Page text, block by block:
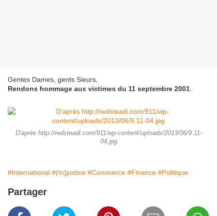
Gentes Dames, gents Sieurs,
Rendons hommage aux victimes du 11 septembre 2001
D'après http://redsteadi.com/911/wp-content/uploads/2013/06/9.11-
04.jpg
#International #(In)justice #Commerce #Finance #Politique
Partager